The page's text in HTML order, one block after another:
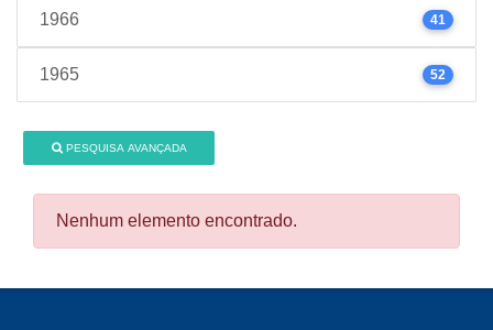
1966 41
1965 52
PESQUISA AVANÇADA
Nenhum elemento encontrado.